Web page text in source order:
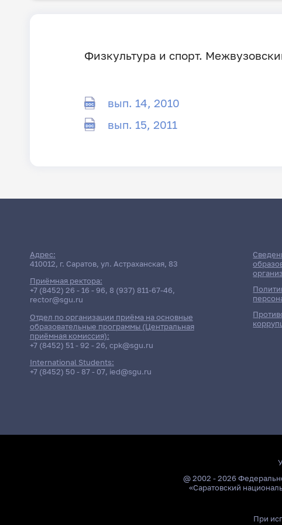
Физкультура и спорт.
вып. 14, 2010
вып. 15, 2011
Адрес:
410012, г. Саратов, ул. Астраханская, 83
Приёмная ректора:
+7 (8452) 26 - 16 - 96, 8 (937) 811-67-46,
rector@sgu.ru
Отдел по организации приёма на основные
образовательные программы (Центральная
приёмная комиссия):
+7 (8452) 51 - 92 - 26, cpk@sgu.ru
International Students:
+7 (8452) 50 - 87 - 07, ied@sgu.ru
@ 2002 - 2026
«Саратовский
При